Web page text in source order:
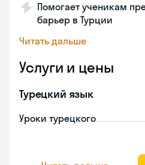
Помогает ученикам
барьер в Турции
Читать дальше
Услуги и цены
Турецкий язык
Уроки турецкого